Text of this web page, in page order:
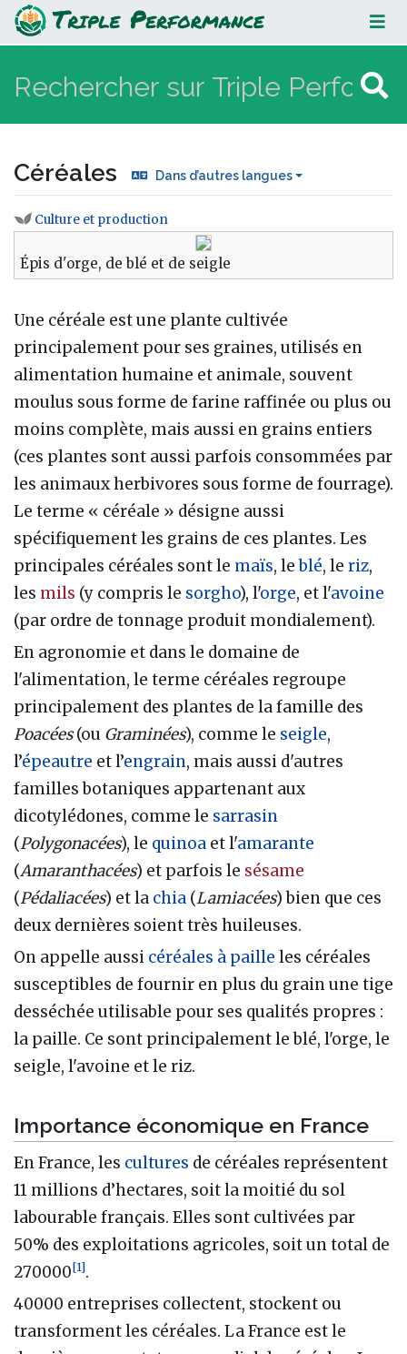
Céréales
Céréales Dans d’autres langues
Aller à :navigation,rechercher
Culture et production
Épis d'orge, de blé et de seigle
Une céréale est une plante cultivée
principalement pour ses graines, utilisés en
alimentation humaine et animale, souvent
moulus sous forme de farine raffinée ou plus ou
moins complète, mais aussi en grains entiers
(ces plantes sont aussi parfois consommées par
les animaux herbivores sous forme de fourrage).
Le terme « céréale » désigne aussi
spécifiquement les grains de ces plantes. Les
principales céréales sont le maïs, leblé, le riz,
les mils (y compris le sorgho), l'orge, et l'avoine
(par ordre de tonnage produit mondialement).
En agronomie et dans le domaine de
l'alimentation, le terme céréales regroupe
principalement des plantes de la famille des
Poacées(ou Graminées), comme le seigle,
l’épeautre et l’engrain, mais aussi d'autres
familles botaniques appartenant aux
dicotylédones, comme le sarrasin
(Polygonacées), le quinoa et l'amarante
(Amaranthacées) et parfois le sésame
(Pédaliacées) et la chia (Lamiacées) bien que ces
deux dernières soient très huileuses.
On appelle aussi céréales à paille les céréales
susceptibles de fournir en plus du grain une tige
desséchée utilisable pour ses qualités propres :
la paille. Ce sont principalement le blé, l'orge, le
seigle, l'avoine et le riz.
Importance économique en France
En France, les cultures de céréales représentent
11 millions d’hectares, soit la moitié du sol
labourable français. Elles sont cultivées par
50% des exploitations agricoles, soit un total de
270000[1].
40000 entreprises collectent, stockent ou
transforment les céréales. La France est le